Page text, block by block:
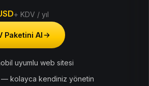
+ KDV / yıl
Paketini Al
uyumlu web sitesi
— kolayca kendiniz yönetin